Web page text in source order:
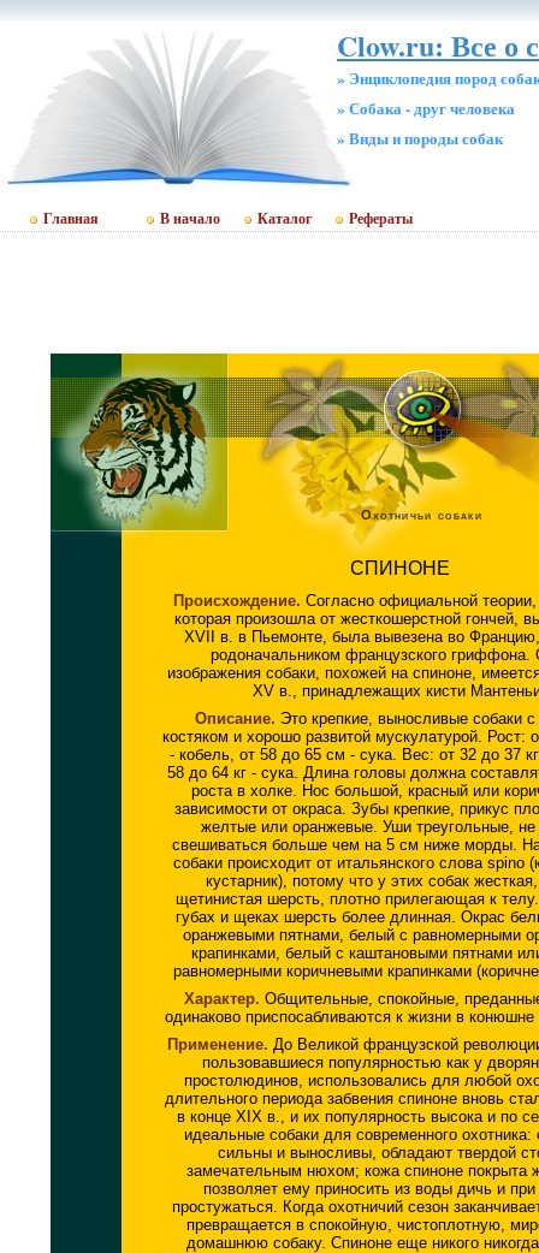
Clow.ru: Все о
» Энциклопедия пород
» Собака - друг человека
» Виды и породы собак
Главная В начало Каталог Рефераты
Охотничьи собаки
СПИНОНЕ
Происхождение. Согласно официальной
которая произошла от жесткошерстной гончей,
XVII в. в Пьемонте, была вывезена во
родоначальником французского гриффона.
изображения собаки, похожей на спиноне,
XV в., принадлежащих кисти
Описание. Это крепкие, выносливые собаки
костяком и хорошо развитой мускулатурой. Рост:
- кобель, от 58 до 65 см - сука. Вес: от 32 до 37
58 до 64 кг - сука. Длина головы должна
роста в холке. Нос большой, красный или
зависимости от окраса. Зубы крепкие, прикус
желтые или оранжевые. Уши треугольные,
свешиваться больше чем на 5 см ниже морды.
собаки происходит от итальянского слова spino
кустарник), потому что у этих собак
щетинистая шерсть, плотно прилегающая к
губах и щеках шерсть более длинная. Окрас
оранжевыми пятнами, белый с равномерными
крапинками, белый с каштановыми пятнами
равномерными коричневыми крапинками
Характер. Общительные, спокойные,
одинаково приспосабливаются к жизни в конюшне
Применение. До Великой французской
пользовавшиеся популярностью как у
простолюдинов, использовались для любой
длительного периода забвения спиноне вновь
в конце XIX в., и их популярность высока и по
идеальные собаки для современного охотника:
сильны и выносливы, обладают твердой
замечательным нюхом; кожа спиноне покрыта
позволяет ему приносить из воды дичь и
простужаться. Когда охотничий сезон
превращается в спокойную, чистоплотную,
домашнюю собаку. Спиноне еще никого